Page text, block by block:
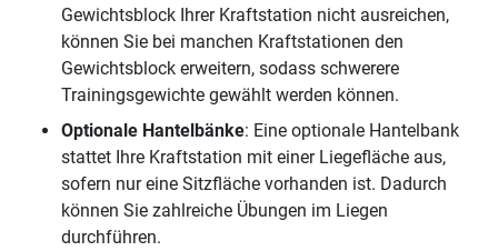
Gewichtsblock Ihrer Kraftstation nicht ausreichen,
können Sie bei manchen Kraftstationen den
Gewichtsblock erweitern, sodass schwerere
Trainingsgewichte gewählt werden können.
Optionale Hantelbänke: Eine optionale Hantelbank
stattet Ihre Kraftstation mit einer Liegefläche aus,
sofern nur eine Sitzfläche vorhanden ist. Dadurch
können Sie zahlreiche Übungen im Liegen
durchführen.